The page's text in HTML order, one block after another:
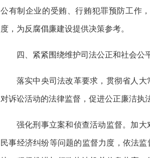
公有制企业的受贿、行贿犯罪预防工作
度，为反腐倡廉建设提供决策参考。
四、紧紧围绕维护司法公正和社会
落实中央司法改革要求，贯彻省人
对诉讼活动的法律监督，促进公正廉洁执
强化刑事立案和侦查活动监督。加
民事经济纠纷等问题的监督力度，依法